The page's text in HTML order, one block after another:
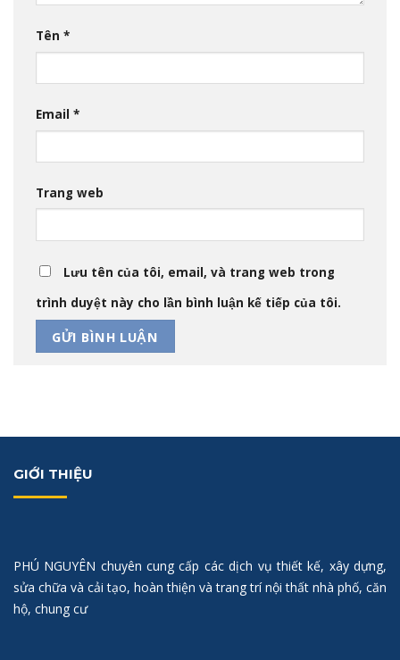
Tên *
Email *
Trang web
Lưu tên của tôi, email, và trang web trong
trình duyệt này cho lần bình luận kế tiếp của tôi.
GIỚI THIỆU
PHÚ NGUYÊN chuyên cung cấp các dịch vụ thiết kế, xây dựng,
sửa chữa và cải tạo, hoàn thiện và trang trí nội thất nhà phố, căn
hộ, chung cư